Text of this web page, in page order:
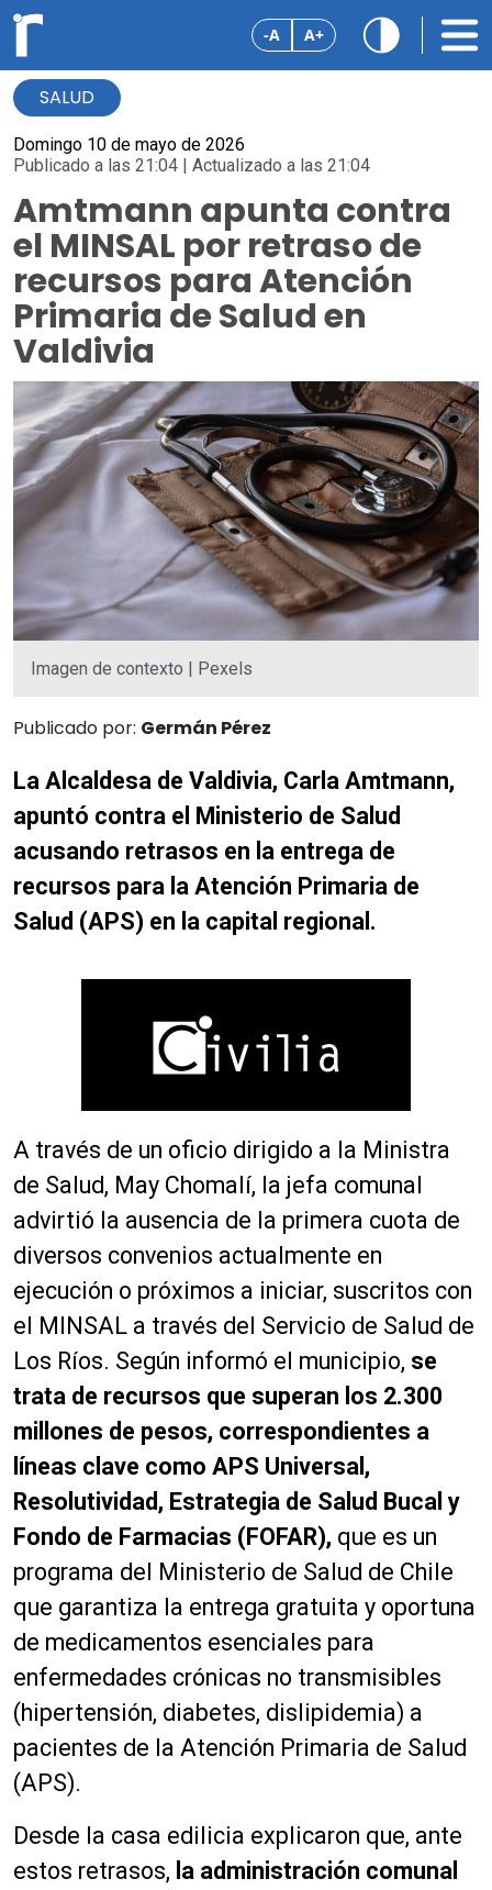
-A A+
SALUD
Domingo 10 de mayo de 2026
Publicado a las 21:04 | Actualizado a las 21:04
Amtmann apunta contra
el MINSAL por retraso de
recursos para Atención
Primaria de Salud en
Valdivia
Imagen de contexto | Pexels
Publicado por: Germán Pérez
La Alcaldesa de Valdivia, Carla Amtmann,
apuntó contra el Ministerio de Salud
acusando retrasos en la entrega de
recursos para la Atención Primaria de
Salud (APS) en la capital regional.
A través de un oficio dirigido a la Ministra
de Salud, May Chomalí, la jefa comunal
advirtió la ausencia de la primera cuota de
diversos convenios actualmente en
ejecución o próximos a iniciar, suscritos con
el MINSAL a través del Servicio de Salud de
Los Ríos. Según informó el municipio, se
trata de recursos que superan los 2.300
millones de pesos, correspondientes a
líneas clave como APS Universal,
Resolutividad, Estrategia de Salud Bucal y
Fondo de Farmacias (FOFAR), que es un
programa del Ministerio de Salud de Chile
que garantiza la entrega gratuita y oportuna
de medicamentos esenciales para
enfermedades crónicas no transmisibles
(hipertensión, diabetes, dislipidemia) a
pacientes de la Atención Primaria de Salud
(APS).
Desde la casa edilicia explicaron que, ante
estos retrasos, la administración comunal